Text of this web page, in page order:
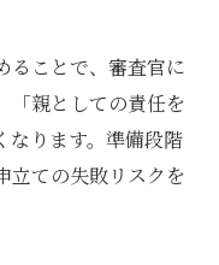
ることで、審査官に
「親としての責任を
なります。準備段階
立ての失敗リスクを